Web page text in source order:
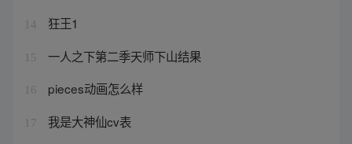
14 狂王1
15 一人之下第二季天师下山结果
16 pieces动画怎么样
17 我是大神仙cv表